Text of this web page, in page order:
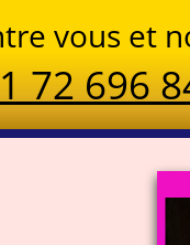
vous et
72 696